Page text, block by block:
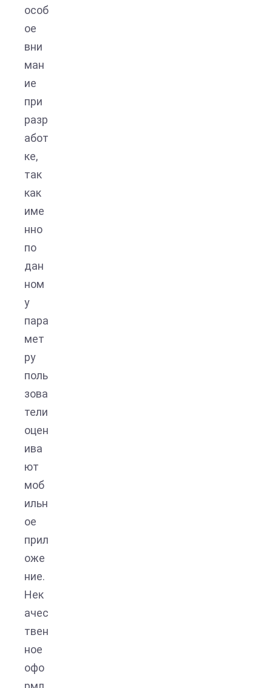
особ
ое
вни
ман
ие
при
разр
абот
ке,
так
как
име
нно
по
дан
ном
у
пара
мет
ру
поль
зова
тели
оцен
ива
ют
моб
ильн
ое
прил
оже
ние.
Нек
ачес
твен
ное
офо